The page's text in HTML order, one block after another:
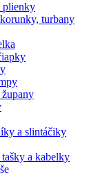
plienky
turbany
a slintáčiky
a kabelky